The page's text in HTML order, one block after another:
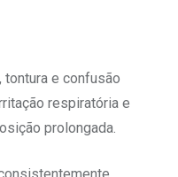
tontura e confusão
respiratória e
prolongada.